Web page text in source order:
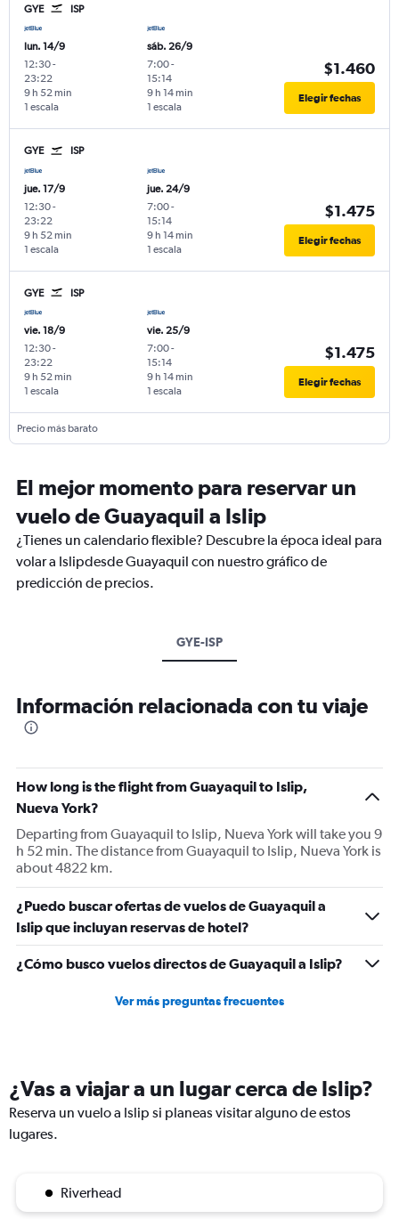
GYE ISP
lun. 14/9
12:30-
23:22
1 escala
9 h 52 min
sáb. 26/9
7:00-
15:14
1 escala
9 h 14 min
$1.460
Elegir fechas
GYE ISP
jue. 17/9
12:30-
23:22
1 escala
9 h 52 min
jue. 24/9
7:00-
15:14
1 escala
9 h 14 min
$1.475
Elegir fechas
GYE ISP
vie. 18/9
12:30-
23:22
1 escala
9 h 52 min
vie. 25/9
7:00-
15:14
1 escala
9 h 14 min
$1.475
Elegir fechas
Precio más barato
El mejor momento para reservar un
vuelo de Guayaquil a Islip
¿Tienes un calendario flexible? Descubre la época ideal para
volar a Islipdesde Guayaquil con nuestro gráfico de
predicción de precios.
GYE-ISP
Información relacionada con tu viaje
How long is the flight from Guayaquil to Islip,
Nueva York?
Departing from Guayaquil to Islip, Nueva York will take you 9
h 52 min. The distance from Guayaquil to Islip, Nueva York is
about 4822 km.
¿Puedo buscar ofertas de vuelos de Guayaquil a
Islip que incluyan reservas de hotel?
¿Cómo busco vuelos directos de Guayaquil a Islip?
Ver más preguntas frecuentes
¿Vas a viajar a un lugar cerca de Islip?
Reserva un vuelo a Islip si planeas visitar alguno de estos
lugares.
Riverhead